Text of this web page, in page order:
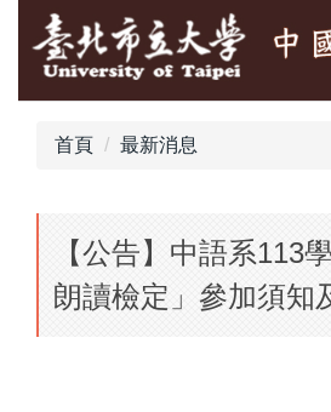
要
首頁 最新消息
【公告】中語系113
朗讀檢定」參加須知